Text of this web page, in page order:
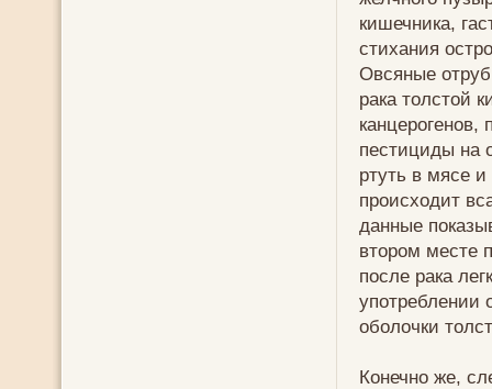
кишечника,
стихания
Овсяные
рака толстой
пестициды на
ртуть в мясе
происходит
данные
втором месте
после рака
употреблении
оболочки
Конечно же,